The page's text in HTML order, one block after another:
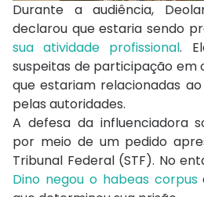
Durante a audiência,
declarou que estaria sendo
sua atividade profissional.
suspeitas de participação em
que estariam relacionadas
pelas autoridades.
A defesa da influenciadora
por meio de um pedido
Tribunal Federal (STF). No
Dino negou o habeas corpus